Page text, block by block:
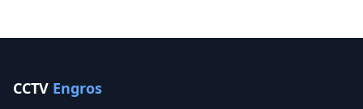
CCTV Engros